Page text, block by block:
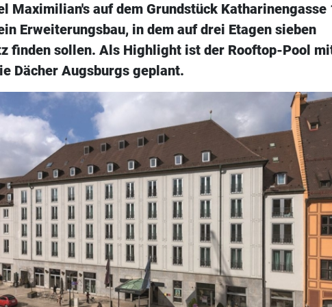
Maximilian's auf dem Grundstück Katharinengasse
Erweiterungsbau, in dem auf drei Etagen sieben
finden sollen. Als Highlight ist der Rooftop-Pool
Dächer Augsburgs geplant.